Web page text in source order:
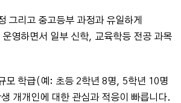
그리고 중고등부 과정과 유일하게
영하면서 일부 신학, 교육학등 전공 과목
모 학급(예: 초등 2학년 8명, 5학년 10명
개개인에 대한 관심과 적응이 빠릅니다.